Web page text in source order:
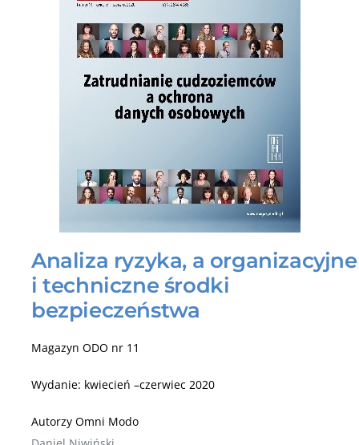
Analiza ryzyka, a organizacyjne
i techniczne środki
bezpieczeństwa
Magazyn ODO nr 11
Wydanie: kwiecień –czerwiec 2020
Autorzy Omni Modo